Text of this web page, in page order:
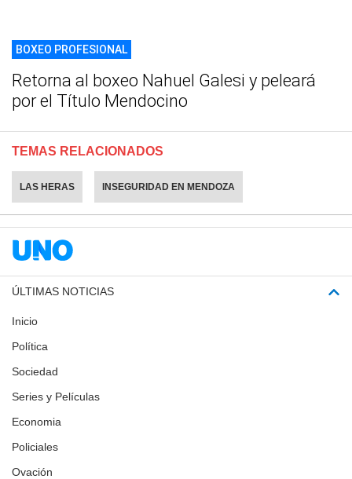
BOXEO PROFESIONAL
Retorna al boxeo Nahuel Galesi y peleará
por el Título Mendocino
TEMAS RELACIONADOS
LAS HERAS INSEGURIDAD EN MENDOZA
ÚLTIMAS NOTICIAS
Inicio
Política
Sociedad
Series y Películas
Economia
Policiales
Ovación